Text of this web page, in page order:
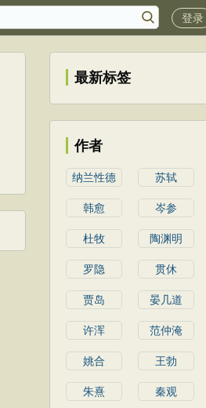
登录
最新标签
作者
纳兰性德 苏轼
韩愈 岑参
杜牧 陶渊明
罗隐 贯休
贾岛 晏几道
许浑 范仲淹
姚合 王勃
朱熹 秦观